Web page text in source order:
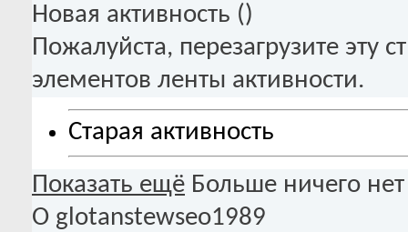
Новая активность ()
Пожалуйста, перезагрузите эту
элементов ленты активности.
Старая активность
Показать ещё Больше ничего нет
О glotanstewseo1989